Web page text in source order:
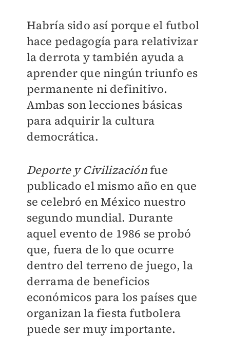
Habría sido así porque el futbol
hace pedagogía para relativizar
la derrota y también ayuda a
aprender que ningún triunfo es
permanente ni definitivo.
Ambas son lecciones básicas
para adquirir la cultura
democrática.
Deporte y Civilizaciónfue
publicado el mismo año en que
se celebró en México nuestro
segundo mundial. Durante
aquel evento de 1986 se probó
que, fuera de lo que ocurre
dentro del terreno de juego, la
derrama de beneficios
económicos para los países que
organizan la fiesta futbolera
puede ser muy importante.